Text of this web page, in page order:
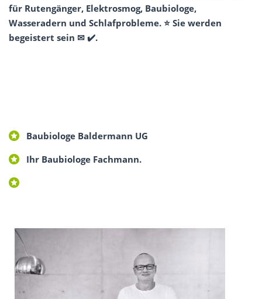
für Rutengänger, Elektrosmog, Baubiologe,
Wasseradern und Schlafprobleme. ⭐ Sie werden
begeistert sein ✉ ✔️.
Baubiologe Baldermann UG
Ihr Baubiologe Fachmann.